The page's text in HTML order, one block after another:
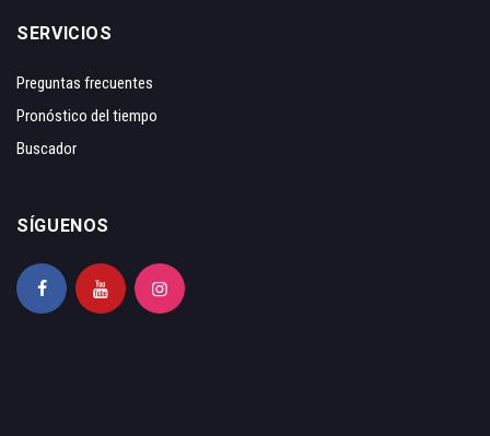
SERVICIOS
Preguntas frecuentes
Pronóstico del tiempo
Buscador
SÍGUENOS